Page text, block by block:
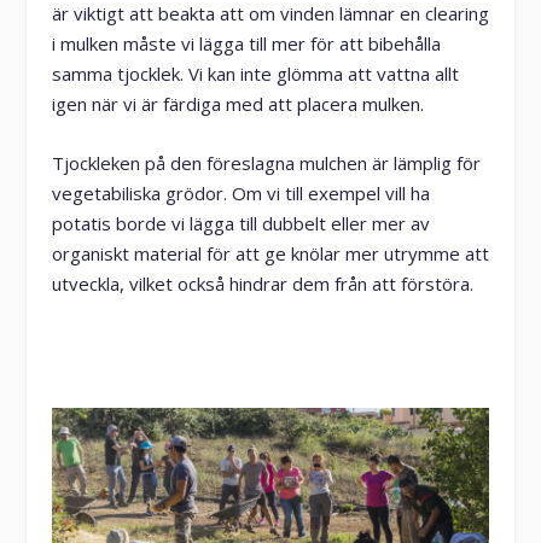
är viktigt att beakta att om vinden lämnar en clearing
i mulken måste vi lägga till mer för att bibehålla
samma tjocklek. Vi kan inte glömma att vattna allt
igen när vi är färdiga med att placera mulken.
Tjockleken på den föreslagna mulchen är lämplig för
vegetabiliska grödor. Om vi till exempel vill ha
potatis borde vi lägga till dubbelt eller mer av
organiskt material för att ge knölar mer utrymme att
utveckla, vilket också hindrar dem från att förstöra.